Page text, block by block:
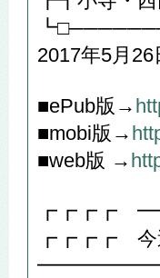
2017年5月
■ePub版→
■mobi版→
■web版 →
┏┏┏┏
┏┏┏┏ 今